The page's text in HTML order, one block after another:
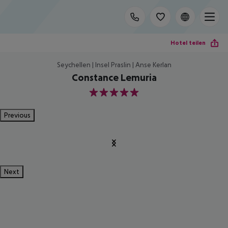
Hotel teilen
Seychellen | Insel Praslin | Anse Kerlan
Constance Lemuria
5
Previous
Next